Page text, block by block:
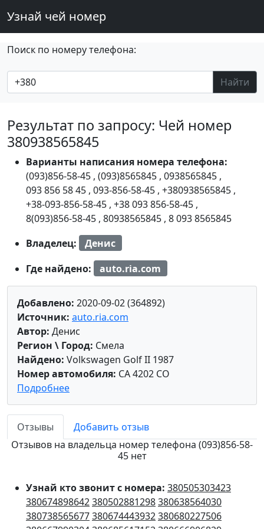
Узнай чей номер
Поиск по номеру телефона:
Найти
Результат по запросу: Чей номер
380938565845
Варианты написания номера телефона:
(093)856-58-45 , (093)8565845 , 0938565845 ,
093 856 58 45 , 093-856-58-45 , +380938565845 ,
+38-093-856-58-45 , +38 093 856-58-45 ,
8(093)856-58-45 , 80938565845 , 8 093 8565845
Владелец:
Денис
Где найдено:
auto.ria.com
Добавлено: 2020-09-02 (364892)
Источник: auto.ria.com
Автор: Денис
Регион \ Город: Смела
Найдено: Volkswagen Golf II 1987
Номер автомобиля: CA 4202 CO
Подробнее
Отзывы
Добавить отзыв
Отзывов на владельца номер телефона (093)856-58-
45 нет
Узнай кто звонит с номера: 380505303423
380674898642380502881298380638564030
380738565677380674443932380680227506